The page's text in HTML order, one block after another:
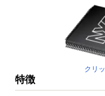
クリ
特徴